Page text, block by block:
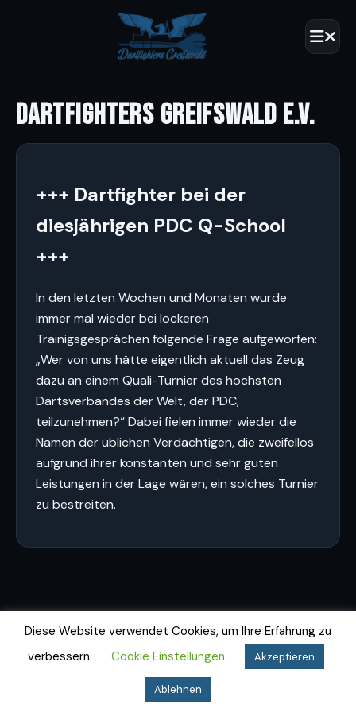
DARTFIGHTERS GREIFSWALD E.V.
+++ Dartfighter bei der
diesjährigen PDC Q-School
+++
In den letzten Wochen und Monaten wurde
immer mal wieder bei lockeren
Trainigsgesprächen folgende Frage aufgeworfen:
„Wer von uns hätte eigentlich aktuell das Zeug
dazu an einem Quali-Turnier des höchsten
Dartsverbandes der Welt, der PDC,
teilzunehmen?“ Dabei fielen immer wieder die
Namen der üblichen Verdächtigen, die zweifellos
aufgrund ihrer konstanten und sehr guten
Leistungen in der Lage wären, ein solches Turnier
zu bestreiten.
ImpressumDatenschutzCookie-Richtlinie
© 2026 Dartfighters Greifswald e.V.
Diese Website verwendet Cookies, um Ihre Erfahrung zu
verbessern.
Cookie Einstellungen Akzeptieren
Ablehnen